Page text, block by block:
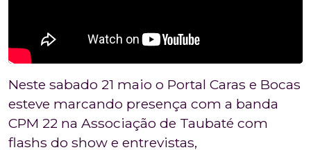
Neste sabado 21 maio o Portal Caras e Bocas
esteve marcando presença com a banda
CPM 22 na Associação de Taubaté com
flashs do show e entrevistas,